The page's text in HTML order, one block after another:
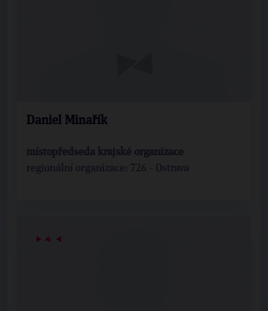
Daniel Minařík
místopředseda krajské organizace
regionální organizace: 726 - Ostrava
▶ 4 ◀